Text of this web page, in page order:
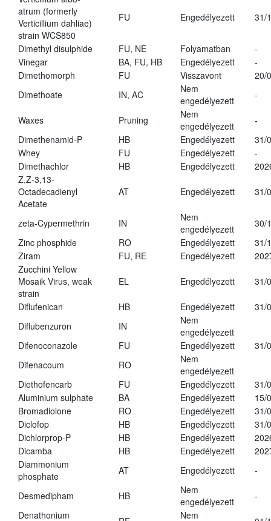
atrum (formerly
Verticillium dahliae)
strain WCS850
FU Engedélyezett 31/
Dimethyl disulphide FU, NE Folyamatban
-
Vinegar
BA, FU, HB Engedélyezett
-
Dimethomorph
FU Visszavont
20/
Dimethoate
IN, AC
Nem
engedélyezett
-
Waxes Pruning
Nem
engedélyezett
-
Dimethenamid-P
HB Engedélyezett
31/
Whey
FU Engedélyezett
-
Dimethachlor
HB Engedélyezett
Z,Z-3,13-
Octadecadienyl
Acetate
AT Engedélyezett 31/
zeta-Cypermethrin IN
Nem
engedélyezett
30/
Zinc phosphide
RO Engedélyezett
31/
Ziram
FU, RE Engedélyezett
Zucchini Yellow
Mosaik Virus, weak
strain
EL Engedélyezett 31/
Diflufenican HB Engedélyezett
31/
Diflubenzuron
IN
Nem
engedélyezett
Difenoconazole
FU Engedélyezett
31/
Difenacoum
RO
Nem
engedélyezett
Diethofencarb
FU Engedélyezett
31/
Aluminium sulphate
BA Engedélyezett
15/
Bromadiolone
RO Engedélyezett
31/
Diclofop
HB Engedélyezett
31/
Dichlorprop-P
HB Engedélyezett
Dicamba
HB Engedélyezett
Diammonium
phosphate
AT Engedélyezett -
Desmedipham HB
Nem
engedélyezett
-
Denathonium
Nem